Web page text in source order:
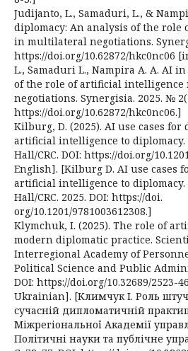
Judijanto, L., Samaduri, L., &
diplomacy: An analysis of the
in multilateral negotiations.
https://doi.org/10.62872/hkc0nc06
L., Samaduri L., Nampira A. A. AI
of the role of artificial
negotiations. Synergisia. 2025. №
https://doi.org/10.62872/hkc0nc06.]
Kilburg, D. (2025). AI use cases
artificial intelligence to diplomacy.
Hall/CRC. DOI: https://doi.org/
English]. [Kilburg D. AI use cases
artificial intelligence to diplomacy.
Hall/CRC. 2025. DOI: https://doi.
org/10.1201/9781003612308.]
Klymchuk, I. (2025). The role of
modern diplomatic practice.
Interregional Academy of
Political Science and Public
DOI: https://doi.org/10.32689/2523-
Ukrainian]. [Климчук І. Роль
сучасній дипломатичній
Міжрегіональної Академії
Політичні науки та публічне